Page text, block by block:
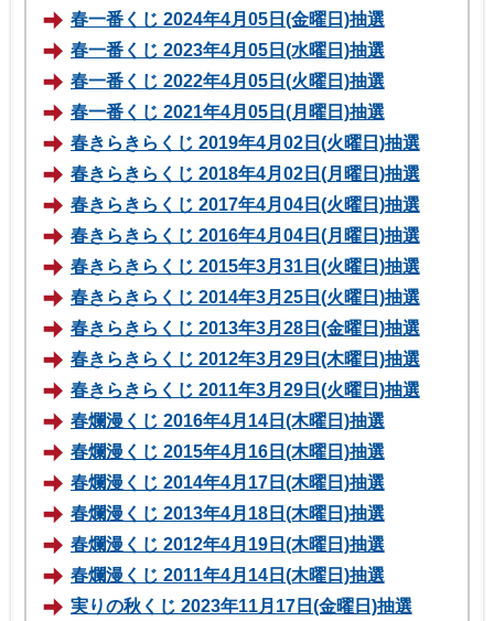
春一番くじ 2024年4月05日(金曜日)抽選
春一番くじ 2023年4月05日(水曜日)抽選
春一番くじ 2022年4月05日(火曜日)抽選
春一番くじ 2021年4月05日(月曜日)抽選
春きらきらくじ 2019年4月02日(火曜日)抽選
春きらきらくじ 2018年4月02日(月曜日)抽選
春きらきらくじ 2017年4月04日(火曜日)抽選
春きらきらくじ 2016年4月04日(月曜日)抽選
春きらきらくじ 2015年3月31日(火曜日)抽選
春きらきらくじ 2014年3月25日(火曜日)抽選
春きらきらくじ 2013年3月28日(金曜日)抽選
春きらきらくじ 2012年3月29日(木曜日)抽選
春きらきらくじ 2011年3月29日(火曜日)抽選
春爛漫くじ 2016年4月14日(木曜日)抽選
春爛漫くじ 2015年4月16日(木曜日)抽選
春爛漫くじ 2014年4月17日(木曜日)抽選
春爛漫くじ 2013年4月18日(木曜日)抽選
春爛漫くじ 2012年4月19日(木曜日)抽選
春爛漫くじ 2011年4月14日(木曜日)抽選
実りの秋くじ 2023年11月17日(金曜日)抽選